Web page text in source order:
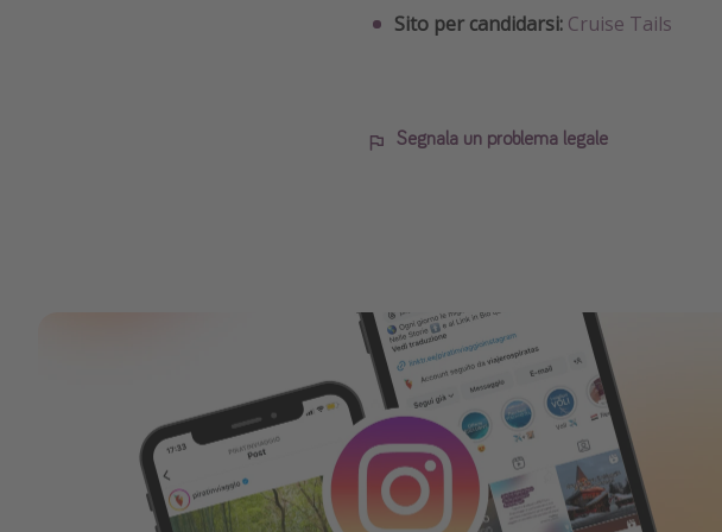
Sito per candidarsi: Cruise Tails
Segnala un problema legale